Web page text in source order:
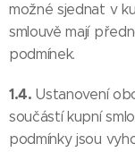
možné sjednat v
smlouvě mají
podmínek.
1.4. Ustanovení
součástí kupní
podmínky jsou